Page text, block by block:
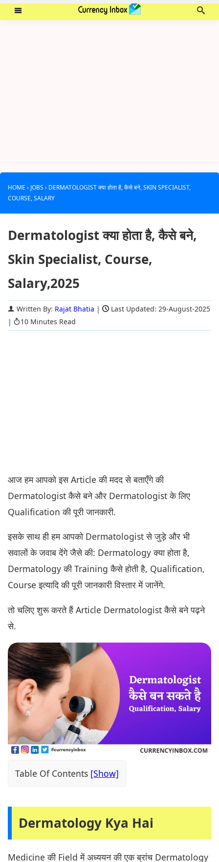
HOME › JOBS › DERMATOLOGIST क्या होता है, कैसे बने, SKIN SPECIALIST,
COURSE, SALARY
Dermatologist क्या होता है, कैसे बने,
Skin Specialist, Course,
Salary,2025
Written By: Rajat Bhatia |
Last Updated: 29-August-2025
|
10 Minutes Read
आज हम आपको इस Article की मदद से बताएँगे की
Dermatologist कैसे बने और Dermatologist के लिए
Qualification की पूरी जानकारी.
इसके साथ ही हम आपको Dermatologist से जुड़े और भी
सवालों के जवाब देंगे जैसे की: Dermatology क्या होता है,
Dermatology की Training कैसे होती है, Qualification,
Course इत्यादि की पूरी जानकारी विस्तार में जानेंगे.
तो चलिए शुरू करते हैं Article Dermatologist कैसे बने पढ़ने
से.
Table Of Contents
Dermatology Kya Hai
Medicine की Field में अध्ययन की एक ब्रांच Dermatology